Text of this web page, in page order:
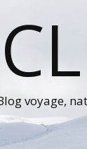
voyage,